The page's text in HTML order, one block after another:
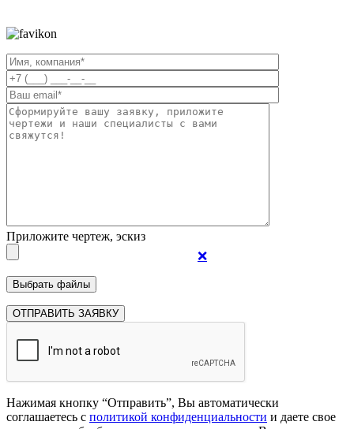
Приложите чертеж, эскиз
❌
Нажимая кнопку “Отправить”, Вы автоматически
соглашаетесь с политикой конфиденциальности и даете свое